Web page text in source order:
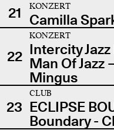
21
KONZERT
Camilla
22
KONZERT
Intercity
Man Of Jazz
Mingus
23
CLUB
ECLIPSE
Boundary -